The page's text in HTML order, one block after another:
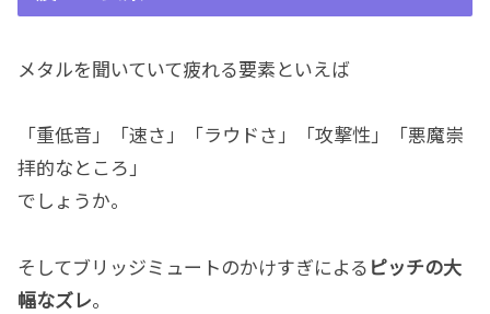
メタルを聞いていて疲れる要素といえば
「重低音」「速さ」「ラウドさ」「攻撃性」「悪魔崇
拝的なところ」
でしょうか。
そしてブリッジミュートのかけすぎによる ピッチの大
幅なズレ。